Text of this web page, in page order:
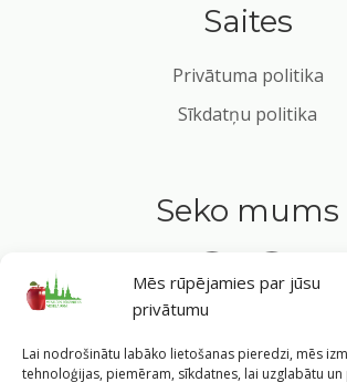
Mēs rūpējamies par jūsu
privātumu
Lai nodrošinātu labāko lietošanas pieredzi, mēs
tehnoloģijas, piemēram, sīkdatnes, lai uzglabātu
Saites
Privātuma politika
Sīkdatņu politika
Seko mums